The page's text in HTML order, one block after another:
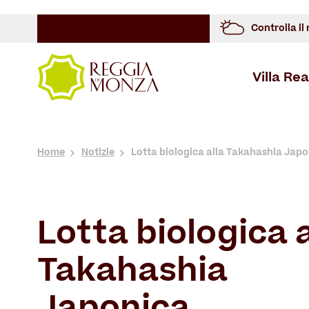
Controlla il
Villa
Home
Notizie Lotta biologica alla Takahashia
Lotta biologica
Takahashia